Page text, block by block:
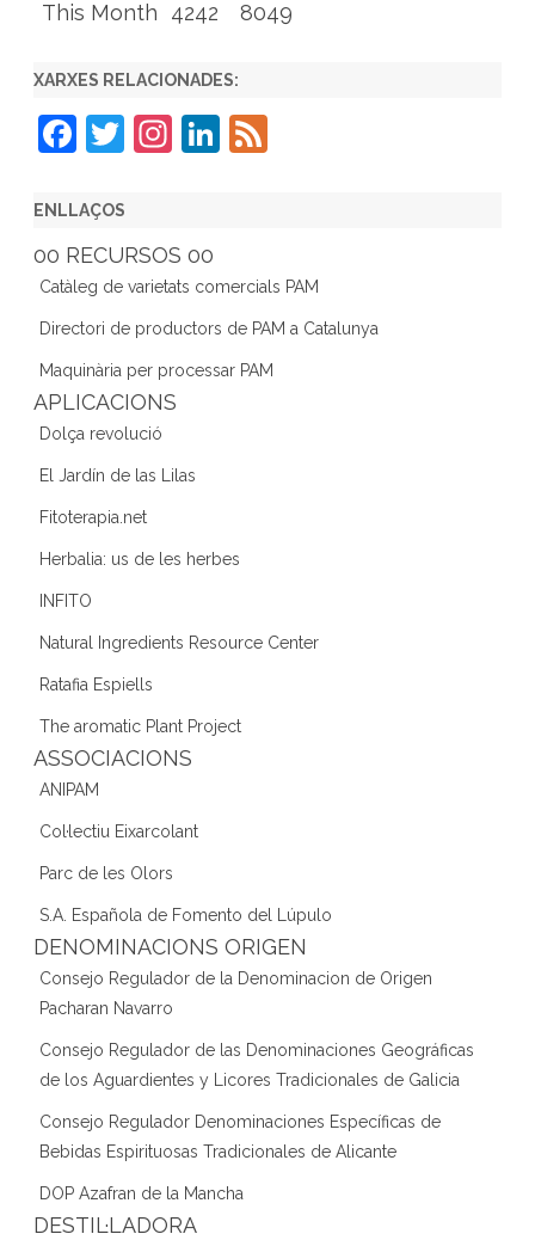
This Month
4242 8049
XARXES RELACIONADES:
F
c
e
b
o
o
k
T
er
In
gr
a
m
Li
dI
n
ENLLAÇOS
00 RECURSOS 00
Catàleg de varietats comercials PAM
Directori de productors de PAM a Catalunya
Maquinària per processar PAM
APLICACIONS
Dolça revolució
El Jardín de las Lilas
Fitoterapia.net
Herbalia: us de les herbes
INFITO
Natural Ingredients Resource Center
Ratafia Espiells
The aromatic Plant Project
ASSOCIACIONS
ANIPAM
Col·lectiu Eixarcolant
Parc de les Olors
S.A. Española de Fomento del Lúpulo
DENOMINACIONS ORIGEN
Consejo Regulador de la Denominacion de Origen
Pacharan Navarro
Consejo Regulador de las Denominaciones Geográficas
de los Aguardientes y Licores Tradicionales de Galicia
Consejo Regulador Denominaciones Específicas de
Bebidas Espirituosas Tradicionales de Alicante
DOP Azafran de la Mancha
DESTIL·LADORA